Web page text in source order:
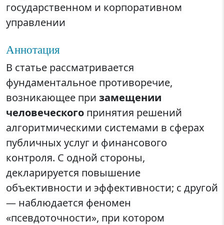
государственном и корпоративном
управлении
Аннотация
В статье рассматривается
фундаментальное противоречие,
возникающее при замещении
человеческого принятия решений
алгоритмическими системами в сферах
публичных услуг и финансового
контроля. С одной стороны,
декларируется повышение
объективности и эффективности; с другой
— наблюдается феномен
«псевдоточности», при котором